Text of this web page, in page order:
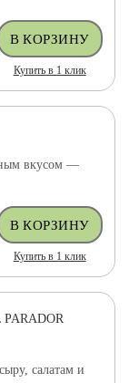
Купить в 1 клик
вкусом —
Купить в 1 клик
салатам и